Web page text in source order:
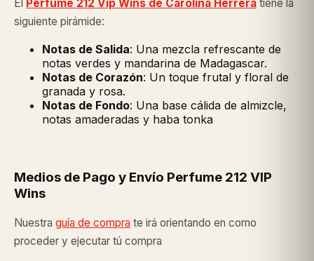
El Perfume 212 Vip Wins de Carolina Herrera tiene la
siguiente pirámide:
Notas de Salida: Una mezcla refrescante de
notas verdes y mandarina de Madagascar.
Notas de Corazón: Un toque frutal y floral de
granada y rosa.
Notas de Fondo: Una base cálida de almizcle,
notas amaderadas y haba tonka
Medios de Pago y Envío Perfume 212 VIP
Wins
Nuestra guía de compra te irá orientando en como
proceder y ejecutar tú compra